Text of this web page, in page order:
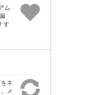
ム
す
ネ
メ